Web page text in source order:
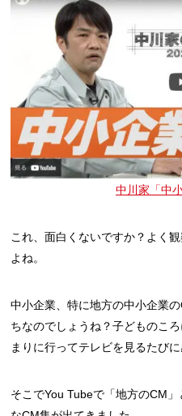
中川家「中
これ、面白くないですか？よく
よね。
中小企業、特に地方の中小企業
ちなのでしょうね？子どものこ
まりに行ってテレビを見るたびに
そこでYou Tubeで「地方のCM